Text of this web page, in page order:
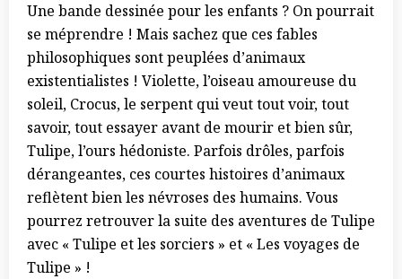
Une bande dessinée pour les enfants ? On pourrait
se méprendre ! Mais sachez que ces fables
philosophiques sont peuplées d’animaux
existentialistes ! Violette, l’oiseau amoureuse du
soleil, Crocus, le serpent qui veut tout voir, tout
savoir, tout essayer avant de mourir et bien sûr,
Tulipe, l’ours hédoniste. Parfois drôles, parfois
dérangeantes, ces courtes histoires d’animaux
reflètent bien les névroses des humains. Vous
pourrez retrouver la suite des aventures de Tulipe
avec « Tulipe et les sorciers » et « Les voyages de
Tulipe » !